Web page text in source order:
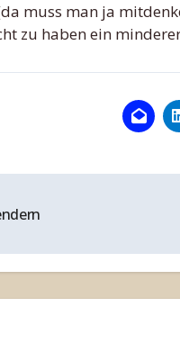
muss man ja
zu haben ein